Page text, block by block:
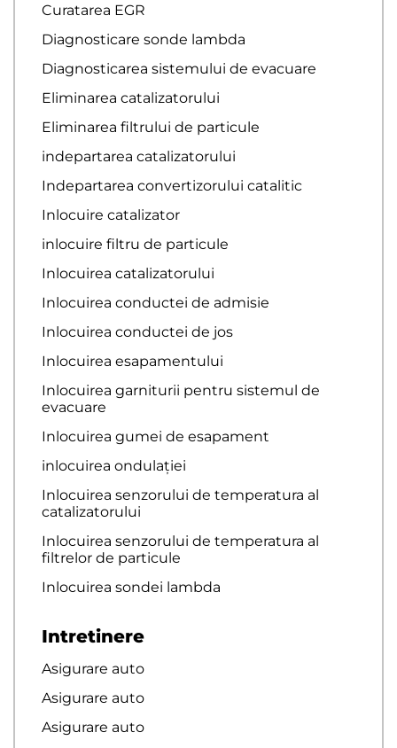
Curatarea EGR
Diagnosticare sonde lambda
Diagnosticarea sistemului de evacuare
Eliminarea catalizatorului
Eliminarea filtrului de particule
indepartarea catalizatorului
Indepartarea convertizorului catalitic
Inlocuire catalizator
inlocuire filtru de particule
Inlocuirea catalizatorului
Inlocuirea conductei de admisie
Inlocuirea conductei de jos
Inlocuirea esapamentului
Inlocuirea garniturii pentru sistemul de
evacuare
Inlocuirea gumei de esapament
inlocuirea ondulației
Inlocuirea senzorului de temperatura al
catalizatorului
Inlocuirea senzorului de temperatura al
filtrelor de particule
Inlocuirea sondei lambda
Intretinere
Asigurare auto
Asigurare auto
Asigurare auto